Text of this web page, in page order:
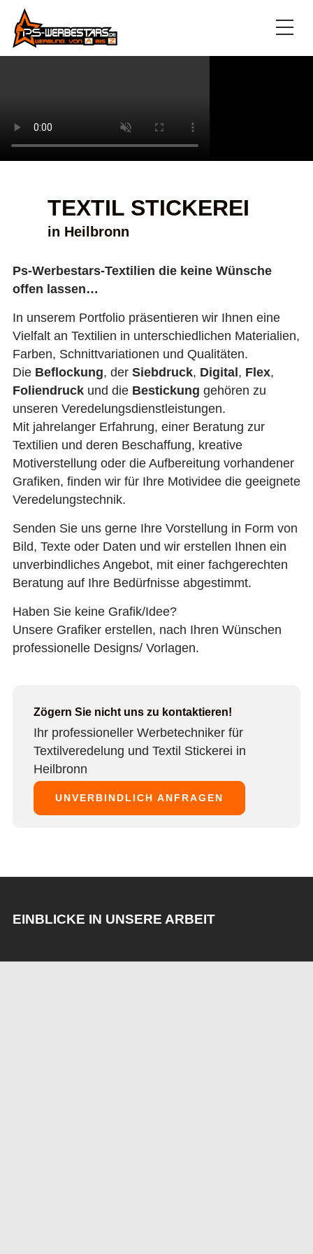
TEXTIL STICKEREI
in Heilbronn
Ps-Werbestars-Textilien die keine Wünsche
offen lassen…
In unserem Portfolio präsentieren wir Ihnen eine
Vielfalt an Textilien in unterschiedlichen Materialien,
Farben, Schnittvariationen und Qualitäten.
Die Beflockung, der Siebdruck, Digital, Flex,
Foliendruckund die Bestickung gehören zu
unseren Veredelungsdienstleistungen.
Mit jahrelanger Erfahrung, einer Beratung zur
Textilien und deren Beschaffung, kreative
Motiverstellung oder die Aufbereitung vorhandener
Grafiken, finden wir für Ihre Motividee die geeignete
Veredelungstechnik.
Senden Sie uns gerne Ihre Vorstellung in Form von
Bild, Texte oder Daten und wir erstellen Ihnen ein
unverbindliches Angebot, mit einer fachgerechten
Beratung auf Ihre Bedürfnisse abgestimmt.
Haben Sie keine Grafik/Idee?
Unsere Grafiker erstellen, nach Ihren Wünschen
professionelle Designs/ Vorlagen.
Zögern Sie nicht uns zu kontaktieren!
Ihr professioneller Werbetechniker für
Textilveredelung und Textil Stickerei in
Heilbronn
UNVERBINDLICH ANFRAGEN
EINBLICKE IN UNSERE ARBEIT